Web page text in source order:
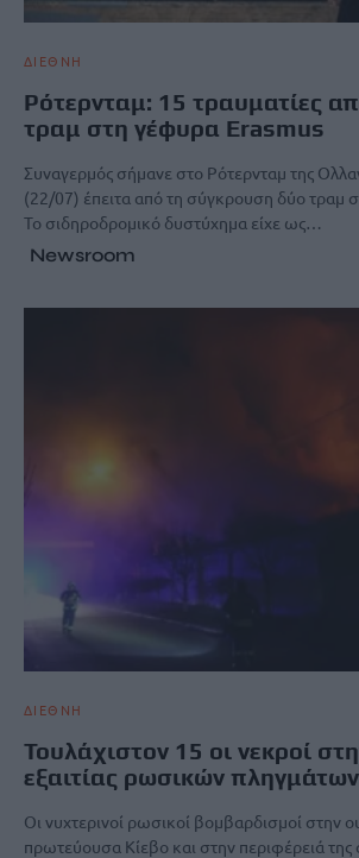
ΔΙΕΘΝΗ
Ρότερνταμ: 15 τραυματίες
τραμ στη γέφυρα Erasmus
Συναγερμός σήμανε στο Ρότερνταμ της
(22/07) έπειτα από τη σύγκρουση δύο τραμ
Το σιδηροδρομικό δυστύχημα είχε ως…
Newsroom
ΔΙΕΘΝΗ
Τουλάχιστον 15 οι νεκροί
εξαιτίας ρωσικών
Οι νυχτερινοί ρωσικοί βομβαρδισμοί στην
πρωτεύουσα Κίεβο και στην περιφέρειά της